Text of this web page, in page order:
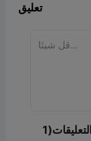
تعليق